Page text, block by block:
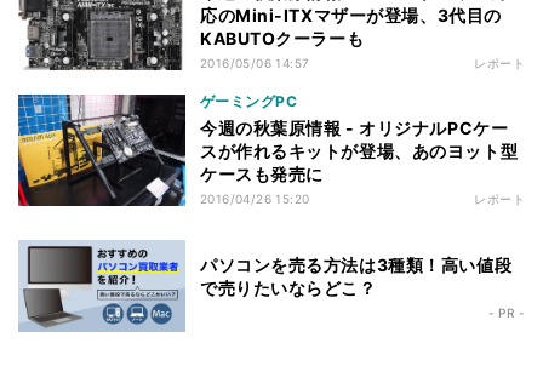
応のMini-ITXマザーが登場、3代目の
KABUTOクーラーも
2016/05/06 14:57 レポート
ゲーミングPC
今週の秋葉原情報 - オリジナルPCケー
スが作れるキットが登場、あのヨット型
ケースも発売に
2016/04/26 15:20 レポート
パソコンを売る方法は3種類！高い値段
で売りたいならどこ？
- PR -